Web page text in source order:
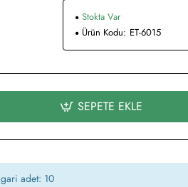
Stokta Var
Ürün Kodu: ET-6015
SEPETE EKLE
adet: 10